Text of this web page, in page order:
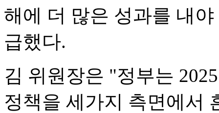
해에 더 많은 성과를 내
급했다.
김 위원장은 "정부는
정책을 세가지 측면에서